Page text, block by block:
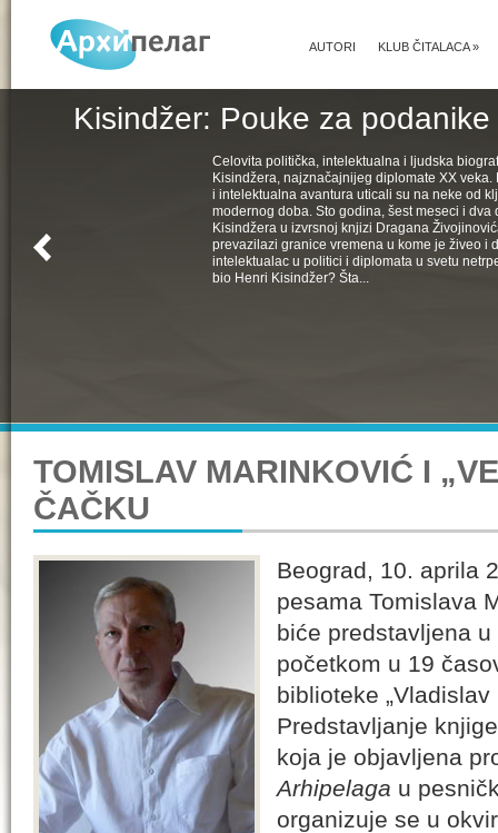
KLUB ČITALACA»
AUTORI
Kisindžer: Pouke za
Celovita politička, intelektualna i ljudska
Kisindžera, najznačajnijeg diplomate XX
i intelektualna avantura uticali su na neke od
modernog doba. Sto godina, šest meseci i dva
Kisindžera u izvrsnoj knjizi Dragana
prevazilazi granice vremena u kome je živeo i
intelektualac u politici i diplomata u svetu
bio Henri Kisindžer? Šta...
TOMISLAV MARINKOVIĆ I
ČAČKU
Beograd, 10. aprila
pesama Tomislava
biće predstavljena
početkom u 19
biblioteke
Predstavljanje
koja je objavljena
Arhipelaga u
organizuje se u